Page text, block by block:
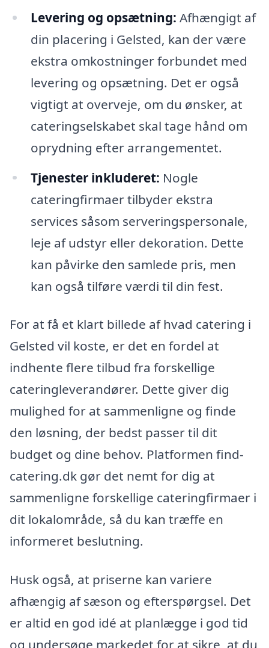
Levering og opsætning: Afhængigt af
din placering i Gelsted, kan der være
ekstra omkostninger forbundet med
levering og opsætning. Det er også
vigtigt at overveje, om du ønsker, at
cateringselskabet skal tage hånd om
oprydning efter arrangementet.
Tjenester inkluderet: Nogle
cateringfirmaer tilbyder ekstra
services såsom serveringspersonale,
leje af udstyr eller dekoration. Dette
kan påvirke den samlede pris, men
kan også tilføre værdi til din fest.
For at få et klart billede af hvad catering i
Gelsted vil koste, er det en fordel at
indhente flere tilbud fra forskellige
cateringleverandører. Dette giver dig
mulighed for at sammenligne og finde
den løsning, der bedst passer til dit
budget og dine behov. Platformen find-
catering.dk gør det nemt for dig at
sammenligne forskellige cateringfirmaer i
dit lokalområde, så du kan træffe en
informeret beslutning.
Husk også, at priserne kan variere
afhængig af sæson og efterspørgsel. Det
er altid en god idé at planlægge i god tid
og undersøge markedet for at sikre, at du